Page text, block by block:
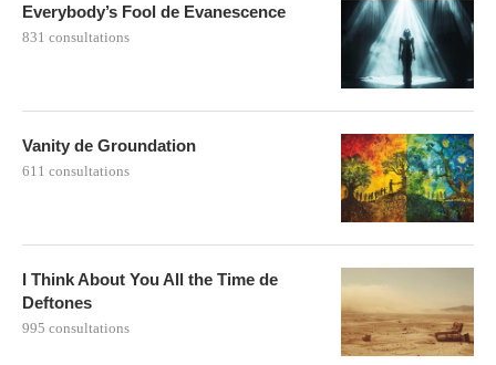
Everybody’s Fool de Evanescence
831 consultations
Vanity de Groundation
611 consultations
I Think About You All the Time de
Deftones
995 consultations